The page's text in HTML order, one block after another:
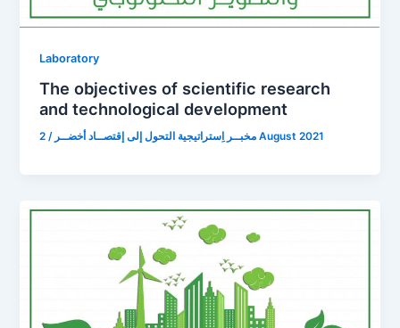
Laboratory
The objectives of scientific research
and technological development
مخبــر اِستراتيجية التحول إلى إقتصــاد أخضــر/ 2 August 2021